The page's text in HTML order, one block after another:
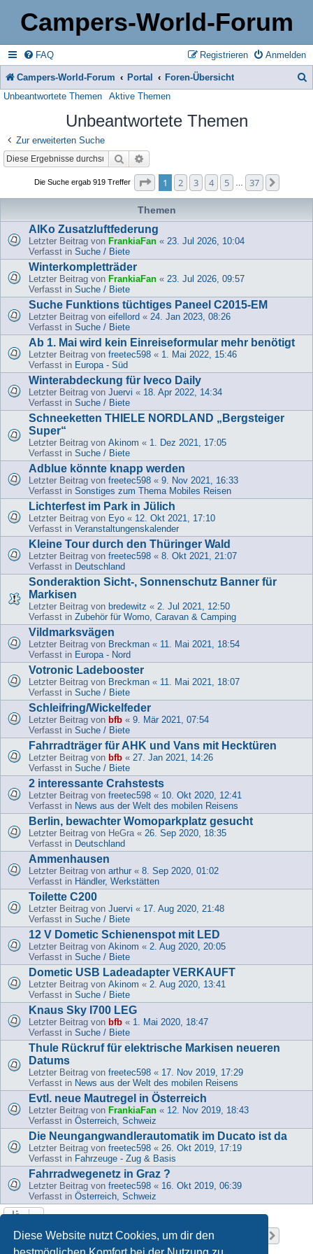
Diese Website nutzt Cookies, um dir den
Campers-World-Forum
FAQ Anmelden
Registrieren
Campers-World-Forum Portal Foren-Übersicht
Unbeantwortete Themen Aktive Themen
Unbeantwortete Themen
Zur erweiterten Suche
Suche
Die Suche ergab 919 Treffer Seite von
1 2 3 4 5 37
Themen
AlKo Zusatzluftfederung
Letzter Beitrag von FrankiaFan « 23. Jul 2026, 10:04
Verfasst in Suche / Biete
Winterkompletträder
Letzter Beitrag von FrankiaFan « 23. Jul 2026, 09:57
Verfasst in Suche / Biete
Suche Funktions tüchtiges Paneel C2015-EM
Letzter Beitrag von eifellord « 24. Jan 2023, 08:26
Verfasst in Suche / Biete
Ab 1. Mai wird kein Einreiseformular mehr benötigt
Letzter Beitrag von freetec598 « 1. Mai 2022, 15:46
Verfasst in Europa - Süd
Winterabdeckung für Iveco Daily
Letzter Beitrag von Juervi « 18. Apr 2022, 14:34
Verfasst in Suche / Biete
Schneeketten THIELE NORDLAND „Bergsteiger
Super“
Letzter Beitrag von Akinom « 1. Dez 2021, 17:05
Verfasst in Suche / Biete
Adblue könnte knapp werden
Letzter Beitrag von freetec598 « 9. Nov 2021, 16:33
Verfasst in Sonstiges zum Thema Mobiles Reisen
Lichterfest im Park in Jülich
Letzter Beitrag von Eyo « 12. Okt 2021, 17:10
Verfasst in Veranstaltungenskalender
Kleine Tour durch den Thüringer Wald
Letzter Beitrag von freetec598 « 8. Okt 2021, 21:07
Verfasst in Deutschland
Sonderaktion Sicht-, Sonnenschutz Banner für
Markisen
Letzter Beitrag von bredewitz « 2. Jul 2021, 12:50
Verfasst in Zubehör für Womo, Caravan & Camping
Vildmarksvägen
Letzter Beitrag von Breckman « 11. Mai 2021, 18:54
Verfasst in Europa - Nord
Votronic Ladebooster
Letzter Beitrag von Breckman « 11. Mai 2021, 18:07
Verfasst in Suche / Biete
Schleifring/Wickelfeder
Letzter Beitrag von bfb « 9. Mär 2021, 07:54
Verfasst in Suche / Biete
Fahrradträger für AHK und Vans mit Hecktüren
Letzter Beitrag von bfb « 27. Jan 2021, 14:26
Verfasst in Suche / Biete
2 interessante Crahstests
Letzter Beitrag von freetec598 « 10. Okt 2020, 12:41
Verfasst in News aus der Welt des mobilen Reisens
Berlin, bewachter Womoparkplatz gesucht
Letzter Beitrag von HeGra« 26. Sep 2020, 18:35
Verfasst in Deutschland
Ammenhausen
Letzter Beitrag von arthur « 8. Sep 2020, 01:02
Verfasst in Händler, Werkstätten
Toilette C200
Letzter Beitrag von Juervi « 17. Aug 2020, 21:48
Verfasst in Suche / Biete
12 V Dometic Schienenspot mit LED
Letzter Beitrag von Akinom « 2. Aug 2020, 20:05
Verfasst in Suche / Biete
Dometic USB Ladeadapter VERKAUFT
Letzter Beitrag von Akinom « 2. Aug 2020, 13:41
Verfasst in Suche / Biete
Knaus Sky I700 LEG
Letzter Beitrag von bfb « 1. Mai 2020, 18:47
Verfasst in Suche / Biete
Thule Rückruf für elektrische Markisen neueren
Datums
Letzter Beitrag von freetec598 « 17. Nov 2019, 17:29
Verfasst in News aus der Welt des mobilen Reisens
Evtl. neue Mautregel in Österreich
Letzter Beitrag von FrankiaFan « 12. Nov 2019, 18:43
Verfasst in Österreich, Schweiz
Die Neungangwandlerautomatik im Ducato ist da
Letzter Beitrag von freetec598 « 26. Okt 2019, 17:19
Verfasst in Fahrzeuge - Zug & Basis
Fahrradwegenetz in Graz ?
Letzter Beitrag von freetec598 « 16. Okt 2019, 06:39
Verfasst in Österreich, Schweiz
Die Suche ergab 919 Treffer Seite1 von37
1 2 3 4